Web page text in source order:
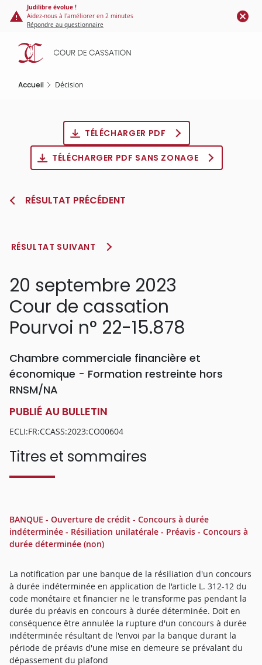
Panneau de gestion des cookies
contenu
principal
Judilibre évolue !
Aidez-nous à l'améliorer en 2 minutes
Répondre au questionnaire
Accueil Décision
TÉLÉCHARGER PDF
TÉLÉCHARGER PDF SANS ZONAGE
RÉSULTAT PRÉCÉDENT
RÉSULTAT SUIVANT
20 septembre 2023
Cour de cassation
Pourvoi n° 22-15.878
Chambre commerciale financière et
économique - Formation restreinte hors
RNSM/NA
PUBLIÉ AU BULLETIN
ECLI:FR:CCASS:2023:CO00604
Titres et sommaires
BANQUE - Ouverture de crédit - Concours à durée
indéterminée - Résiliation unilatérale - Préavis - Concours à
durée déterminée (non)
La notification par une banque de la résiliation d'un concours
à durée indéterminée en application de l'article L. 312-12 du
code monétaire et financier ne le transforme pas pendant la
durée du préavis en concours à durée déterminée. Doit en
conséquence être annulée la rupture d'un concours à durée
indéterminée résultant de l'envoi par la banque durant la
période de préavis d'une mise en demeure se prévalant du
dépassement du plafond